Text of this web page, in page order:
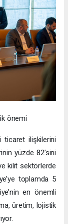
önemi
ticaret ilişkilerini
yüzde 82’sini
kilit sektörlerde
toplamda 5
en önemli
üretim, lojistik